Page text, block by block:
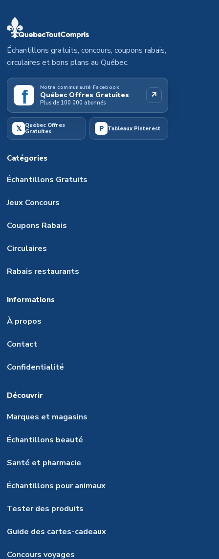
Échantillons gratuits, concours, coupons rabais,
circulaires et bons plans au Québec.
f Notre communauté Facebook
Québec Offres Gratuites
Plus de 100 000 abonnés
↗
𝕏 Québec Offres
Gratuites
P Tableaux Pinterest
Catégories
Échantillons Gratuits
Jeux Concours
Coupons Rabais
Circulaires
Rabais restaurants
Informations
À propos
Contact
Confidentialité
Découvrir
Marques et magasins
Échantillons beauté
Santé et pharmacie
Échantillons pour animaux
Tester des produits
Guide des cartes-cadeaux
Concours voyages